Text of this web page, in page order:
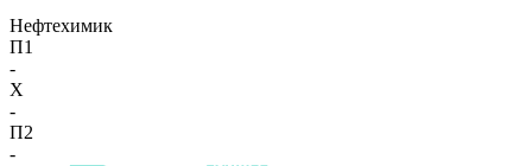
Нефтехимик
П1
-
X
-
П2
-